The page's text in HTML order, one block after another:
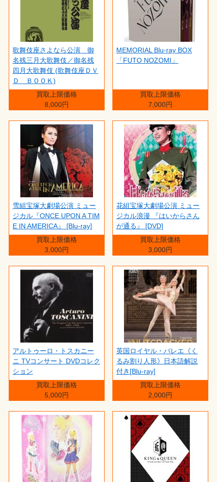
歌舞伎座さよなら公演 御
名残三月大歌舞伎／御名残
四月大歌舞伎 (歌舞伎座ＤＶ
Ｄ ＢＯＯＫ)
買取上限価格
8,000円
MEMORIAL Blu-ray BOX
「FUTO NOZOMI」
買取上限価格
7,000円
雪組宝塚大劇場公演 ミュー
ジカル『ONCE UPON A TIM
E IN AMERICA』 [Blu-ray]
買取上限価格
3,000円
花組宝塚大劇場公演 ミュー
ジカル浪漫 『はいからさん
が通る』 [DVD]
買取上限価格
3,000円
アルトゥーロ・トスカニー
ニ TVコンサート DVDコレク
ション
買取上限価格
5,000円
英国ロイヤル・バレエ《く
るみ割り人形》日本語解説
付き[Blu-ray]
買取上限価格
2,000円